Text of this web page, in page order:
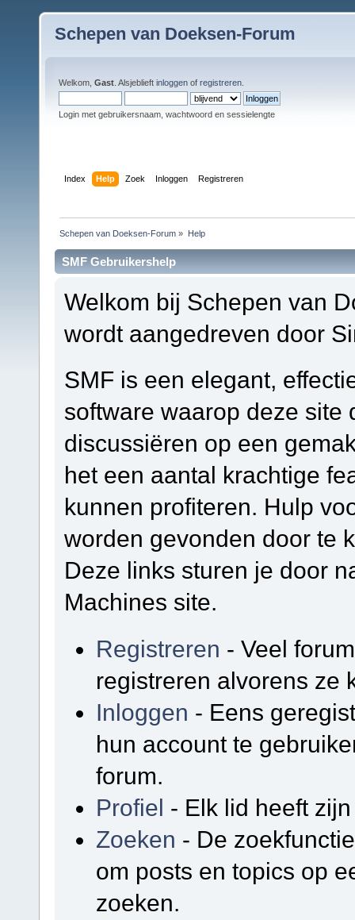
Schepen van Doeksen-Forum
Welkom, Gast . Alsjeblieft inloggen of registreren
Login met gebruikersnaam, wachtwoord en sessielengte
Index Help Zoek Inloggen Registreren
Schepen van Doeksen-Forum » Help
SMF Gebruikershelp
Welkom bij Schepen van
wordt aangedreven door
SMF is een elegant,
software waarop deze site
discussiëren op een
het een aantal krachtige
kunnen profiteren. Hulp
worden gevonden door te
Deze links sturen je door
Machines site.
Registreren - Veel
registreren alvorens ze
Inloggen - Eens
hun account te
forum.
Profiel - Elk lid heeft
Zoeken - De
om posts en topics op
zoeken.